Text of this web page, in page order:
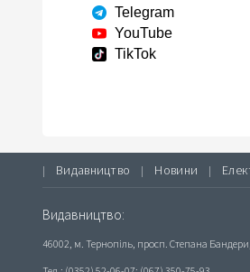
Telegram
YouTube
TikTok
| Видавництво | Новини |
Видавництво:
46002, м. Тернопіль, просп. Степана